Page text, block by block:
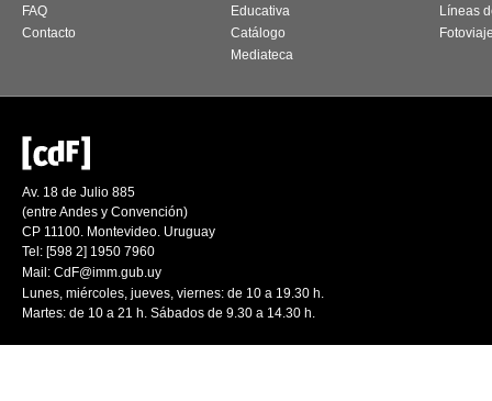
FAQ
Contacto
Educativa
Catálogo
Mediateca
Líneas
Av. 18 de Julio 885
(entre Andes y Convención)
CP 11100. Montevideo. Uruguay
Tel: [598 2] 1950 7960
Mail: CdF@imm.gub.uy
Lunes, miércoles, jueves, viernes: de 10 a 19.30 h.
Martes: de 10 a 21 h. Sábados de 9.30 a 14.30 h.